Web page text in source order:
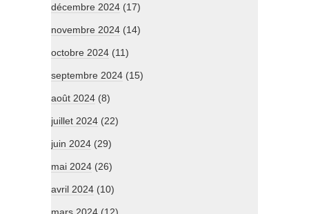
décembre 2024 (17)
novembre 2024 (14)
octobre 2024 (11)
septembre 2024 (15)
août 2024 (8)
juillet 2024 (22)
juin 2024 (29)
mai 2024 (26)
avril 2024 (10)
mars 2024 (12)